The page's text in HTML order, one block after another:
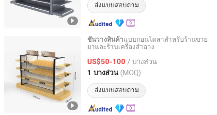
ส่งแบบสอบถาม
ชั้นวางสินค้าแบบกอนโดลาสำหรับร้านขาย
ยาและร้านเครื่องสำอาง
US$50-100 / บางส่วน
1 บางส่วน (MOQ)
ส่งแบบสอบถาม
Suzhou Sigmetal Business Equipment Co., Ltd.
Jiangsu, China อัตราจาก 2022